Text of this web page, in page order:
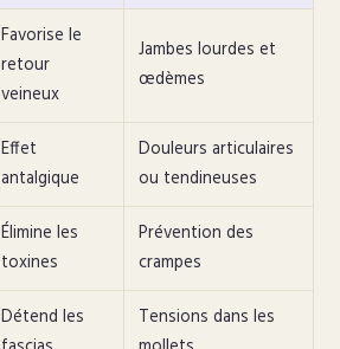
Favorise le
retour
veineux
Jambes lourdes et
œdèmes
Effet
antalgique
Douleurs articulaires
ou tendineuses
Élimine les
toxines
Prévention des
crampes
Détend les
Tensions dans les